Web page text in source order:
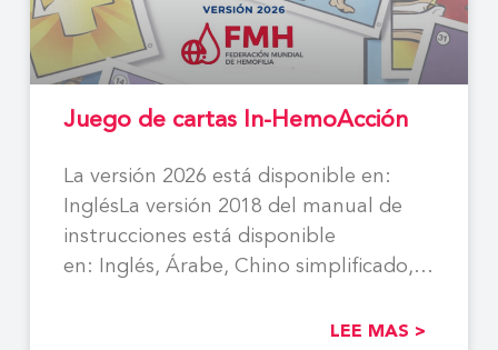
Juego de cartas In-HemoAcción
La versión 2026 está disponible en:
InglésLa versión 2018 del manual de
instrucciones está disponible
en: Inglés, Árabe, Chino simplificado,
LEE MAS >